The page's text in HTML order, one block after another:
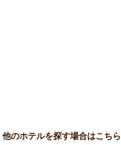
他のホテルを探す場合はこちら